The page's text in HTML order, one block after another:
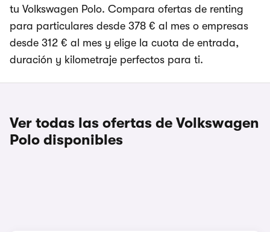
tu Volkswagen Polo. Compara ofertas de renting
para particulares desde 378 € al mes o empresas
desde 312 € al mes y elige la cuota de entrada,
duración y kilometraje perfectos para ti.
Ver todas las ofertas de Volkswagen
Polo disponibles